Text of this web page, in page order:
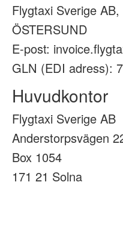
Flygtaxi Sverige
ÖSTERSUND
E-post:
GLN (EDI adress):
Huvudkontor
Flygtaxi Sverige AB
Anderstorpsvägen
Box 1054
171 21 Solna